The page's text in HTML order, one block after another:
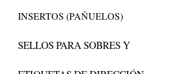
INSERTOS (PAÑUELOS)
SELLOS PARA SOBRES Y